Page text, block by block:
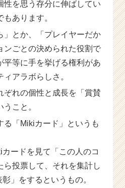
性を思う存分に伸ばしてい
あります。
」とか、「プレイヤーだか
ンごとの決められた役割で
平等に手を挙げる権利があ
アラボらしさ。
ぞれの個性と成長を「賞賛
こと。
る「Mikiカード」というも
ードを見て「この人のコ
ら投票して、それを集計し
」をするというもの。